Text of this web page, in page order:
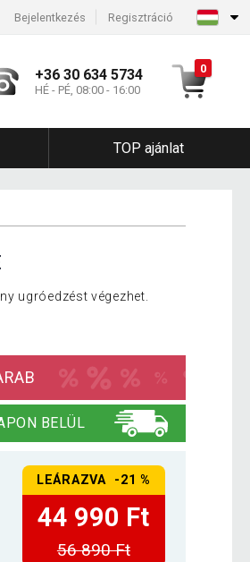
Bejelentkezés Regisztráció
+36 30 634 5734
HÉ - PÉ, 08:00 - 16:00
0
TOP ajánlat
ugróedzést végezhet.
BELÜL
LEÁRAZVA -21 %
44 990 Ft
56 890 Ft